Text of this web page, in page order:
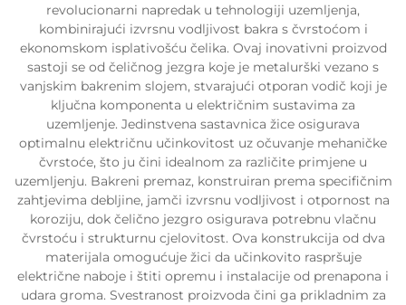
revolucionarni napredak u tehnologiji uzemljenja,
kombinirajući izvrsnu vodljivost bakra s čvrstoćom i
ekonomskom isplativošću čelika. Ovaj inovativni proizvod
sastoji se od čeličnog jezgra koje je metalurški vezano s
vanjskim bakrenim slojem, stvarajući otporan vodič koji je
ključna komponenta u električnim sustavima za
uzemljenje. Jedinstvena sastavnica žice osigurava
optimalnu električnu učinkovitost uz očuvanje mehaničke
čvrstoće, što ju čini idealnom za različite primjene u
uzemljenju. Bakreni premaz, konstruiran prema specifičnim
zahtjevima debljine, jamči izvrsnu vodljivost i otpornost na
koroziju, dok čelično jezgro osigurava potrebnu vlačnu
čvrstoću i strukturnu cjelovitost. Ova konstrukcija od dva
materijala omogućuje žici da učinkovito raspršuje
električne naboje i štiti opremu i instalacije od prenapona i
udara groma. Svestranost proizvoda čini ga prikladnim za